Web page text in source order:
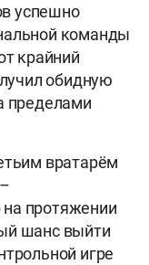
успешно
команды
крайний
обидную
пределами
вратарём
–
протяжении
шанс выйти
игре